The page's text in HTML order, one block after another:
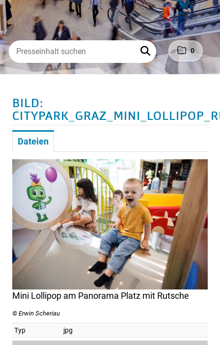
0
PRESSEKONTAKT
BILD:
Dateien
Mini Lollipop am Panorama Platz mit Rutsche
© Erwin Scheriau
Typ jpg